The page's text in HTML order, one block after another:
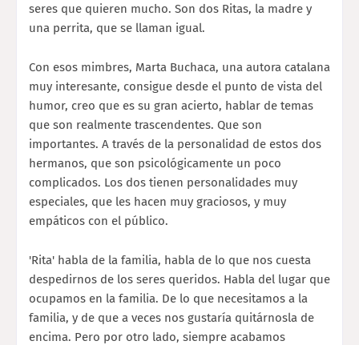
seres que quieren mucho. Son dos Ritas, la madre y
una perrita, que se llaman igual.
Con esos mimbres, Marta Buchaca, una autora catalana
muy interesante, consigue desde el punto de vista del
humor, creo que es su gran acierto, hablar de temas
que son realmente trascendentes. Que son
importantes. A través de la personalidad de estos dos
hermanos, que son psicológicamente un poco
complicados. Los dos tienen personalidades muy
especiales, que les hacen muy graciosos, y muy
empáticos con el público.
'Rita' habla de la familia, habla de lo que nos cuesta
despedirnos de los seres queridos. Habla del lugar que
ocupamos en la familia. De lo que necesitamos a la
familia, y de que a veces nos gustaría quitárnosla de
encima. Pero por otro lado, siempre acabamos